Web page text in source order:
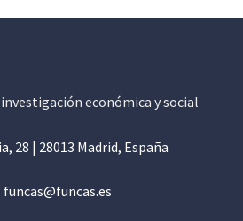
económica y social
28 | 28013 Madrid, España
funcas@funcas.es